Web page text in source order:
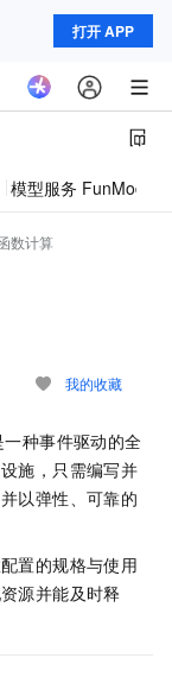
打开 APP
模型服务 FunModel
数计算
我的收藏
一种事件驱动的全
施，只需编写并
以弹性、可靠的
置的规格与使用
源并能及时释